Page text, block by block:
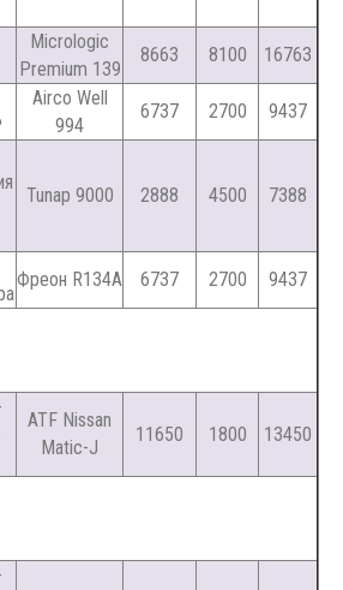
Micrologic
Premium 139
8663 8100
16763
Airco Well
994
6737 2700
9437
Tunap 9000 2888 4500 7388
Фреон R134A 6737 2700 9437
ATF Nissan
Matic-J
11650 1800 13450